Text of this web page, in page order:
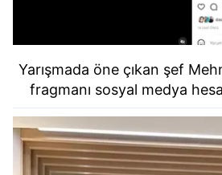
Yarışmada öne çıkan şef
fragmanı sosyal medya